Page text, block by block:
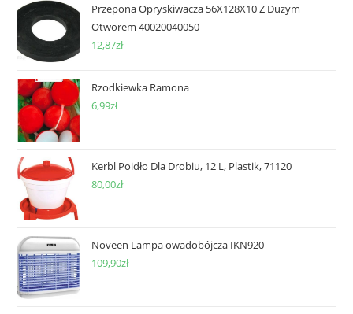
Przepona Opryskiwacza 56X128X10 Z Dużym
Otworem 40020040050
12,87zł
Rzodkiewka Ramona
6,99zł
Kerbl Poidło Dla Drobiu, 12 L, Plastik, 71120
80,00zł
Noveen Lampa owadobójcza IKN920
109,90zł